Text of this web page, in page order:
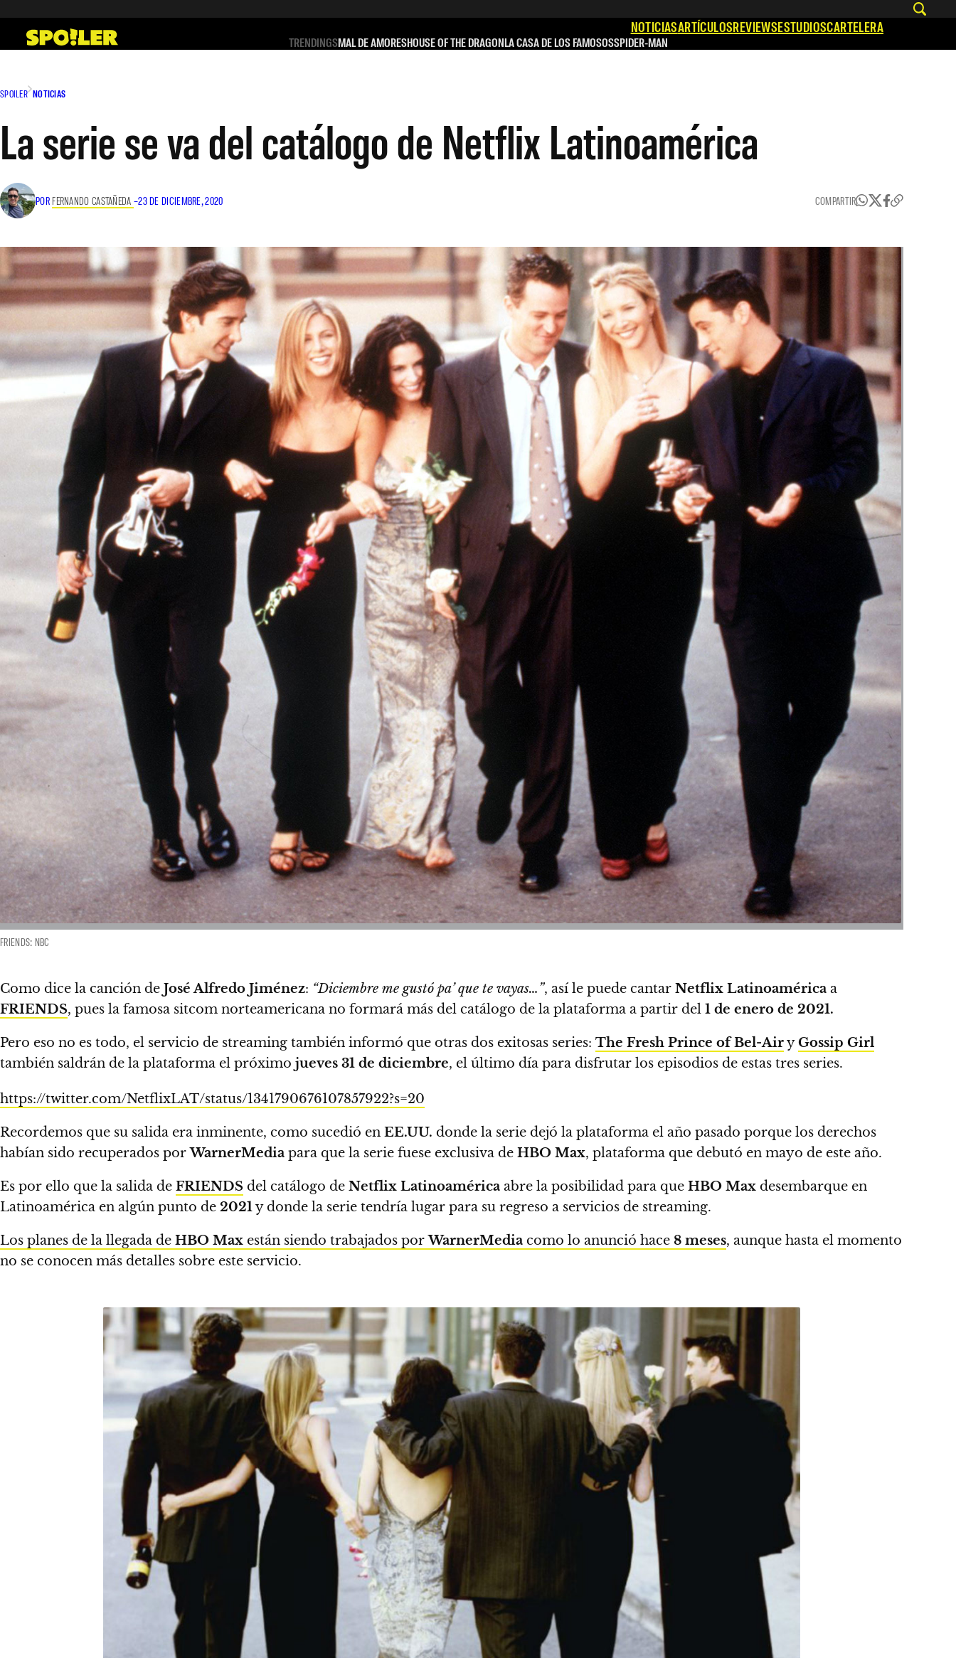
contenido
NOTICIASARTÍCULOSREVIEWSESTUDIOSCARTELERA
TRENDINGSMAL DE AMORESHOUSE OF THE DRAGONLA CASA DE LOS FAMOSOSSPIDER-MAN
SPOILER NOTICIAS
La serie se va del catálogo de Netflix Latinoamérica
POR FERNANDO CASTAÑEDA –23 DE DICIEMBRE, 2020 COMPARTIR
FRIENDS: NBC
Como dice la canción de José Alfredo Jiménez: “Diciembre me gustó pa’ que te vayas…”, así le puede cantar Netflix Latinoamérica a
FRIENDS, pues la famosa sitcom norteamericana no formará más del catálogo de la plataforma a partir del 1 de enero de 2021.
Pero eso no es todo, el servicio de streaming también informó que otras dos exitosas series: The Fresh Prince of Bel-AiryGossip Girl
también saldrán de la plataforma el próximo jueves 31 de diciembre, el último día para disfrutar los episodios de estas tres series.
https://twitter.com/NetflixLAT/status/1341790676107857922?s=20
Recordemos que su salida era inminente, como sucedió en EE.UU. donde la serie dejó la plataforma el año pasado porque los derechos
habían sido recuperados porWarnerMedia para que la serie fuese exclusiva de HBO Max, plataforma que debutó en mayo de este año.
Es por ello que la salida de FRIENDS del catálogo de Netflix Latinoamérica abre la posibilidad para que HBO Max desembarque en
Latinoamérica en algún punto de 2021y donde la serie tendría lugar para su regreso a servicios de streaming.
Los planes de la llegada de HBO Max están siendo trabajados porWarnerMedia como lo anunció hace 8 meses, aunque hasta el momento
no se conocen más detalles sobre este servicio.